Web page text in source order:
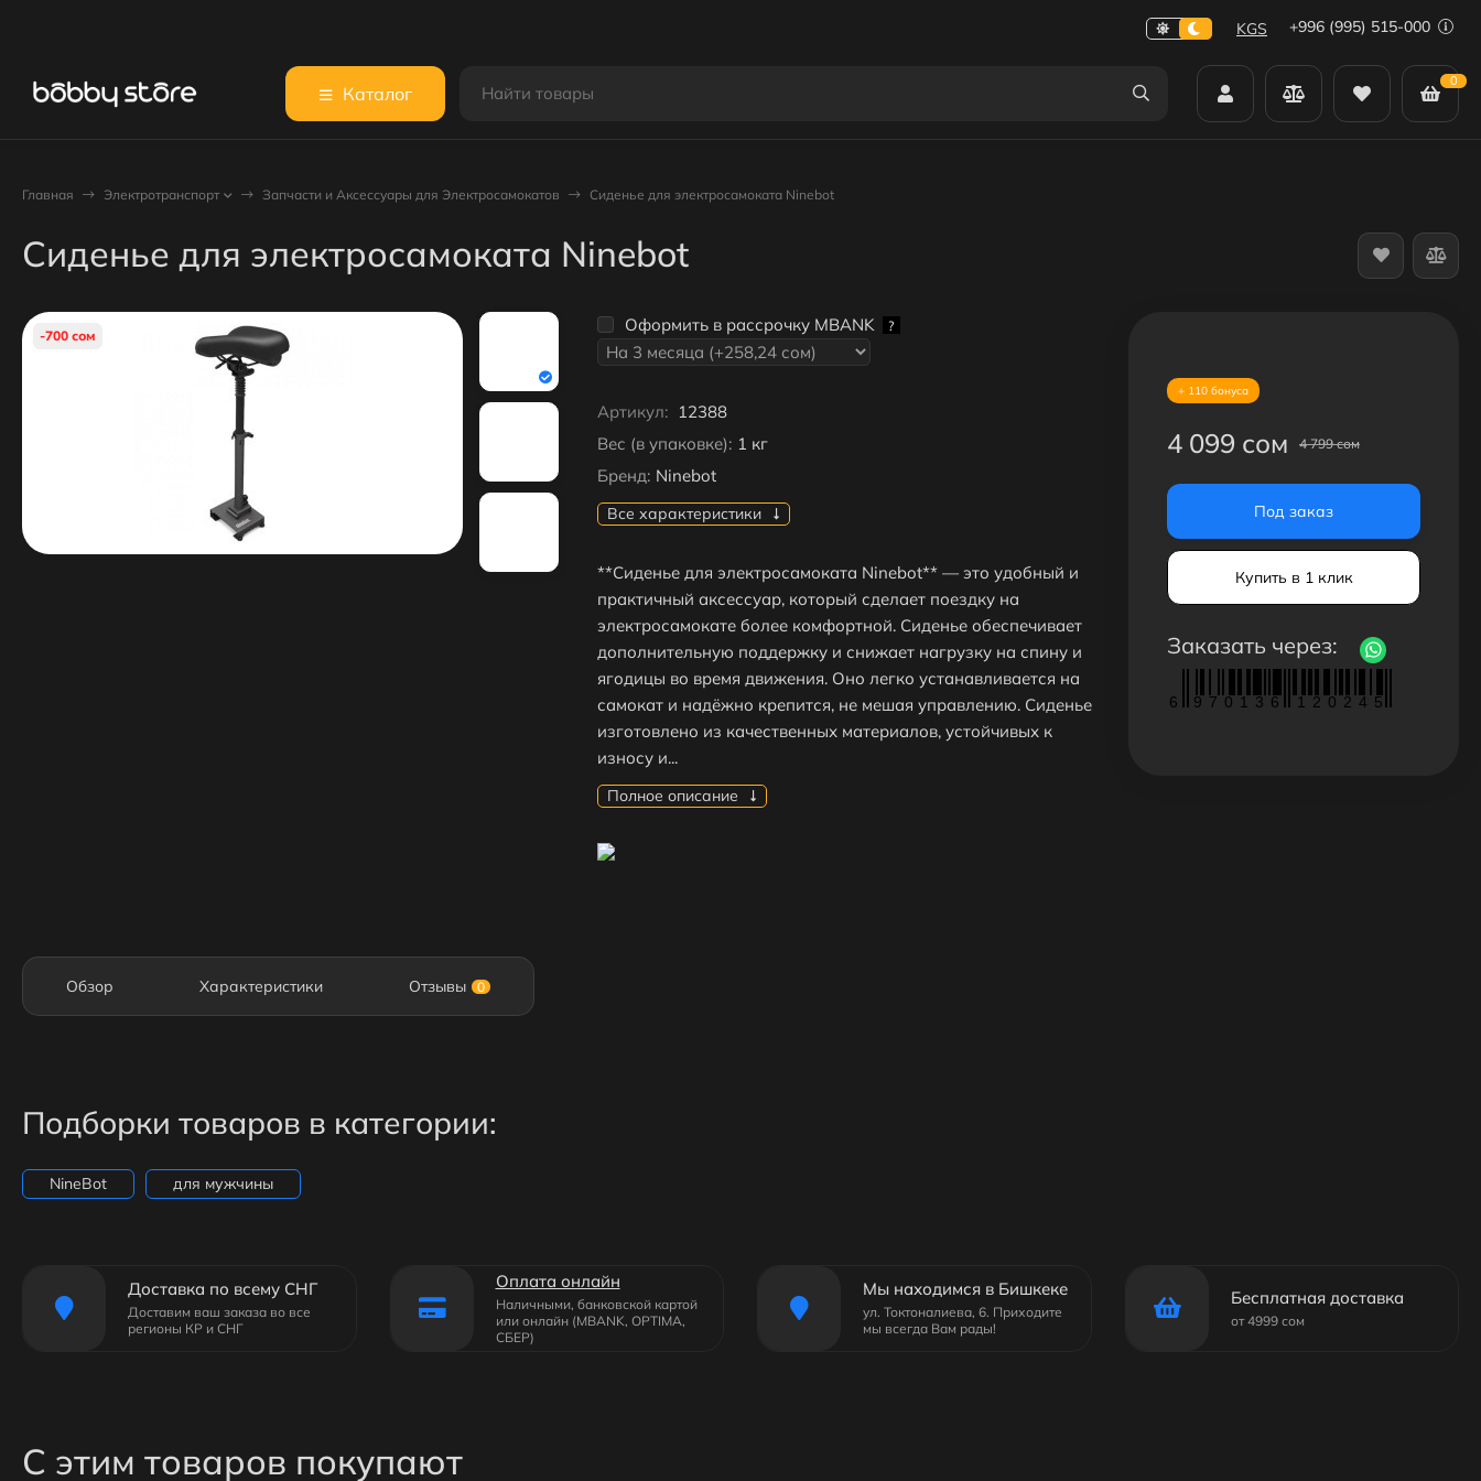
KGS +996 (995) 515-000
Каталог
0
Главная Электротранспорт Запчасти и Аксессуары для Электросамокатов Сиденье для электросамоката Ninebot
Сиденье для электросамоката Ninebot
-700 сом
Оформить в рассрочку MBANK ?
Артикул: 12388
Вес (в упаковке): 1 кг
Бренд: Ninebot
Все характеристики
**Сиденье для электросамоката Ninebot** — это удобный и
практичный аксессуар, который сделает поездку на
электросамокате более комфортной. Сиденье обеспечивает
дополнительную поддержку и снижает нагрузку на спину и
ягодицы во время движения. Оно легко устанавливается на
самокат и надёжно крепится, не мешая управлению. Сиденье
изготовлено из качественных материалов, устойчивых к
износу и...
Полное описание
+ 110 бонуса
4 099 сом 4 799 сом
Под заказ
Купить в 1 клик
Заказать через:
6 9 7 0 1 3 6 1 2 0 2 4 5
Обзор Характеристики Отзывы 0
Подборки товаров в категории:
NineBot для мужчины
Доставка по всему СНГ
Доставим ваш заказа во все
регионы КР и СНГ
Оплата онлайн
Наличными, банковской картой
или онлайн (MBANK, OPTIMA,
СБЕР)
Мы находимся в Бишкеке
ул. Токтоналиева, 6. Приходите
мы всегда Вам рады!
Бесплатная доставка
от 4999 сом
С этим товаров покупают